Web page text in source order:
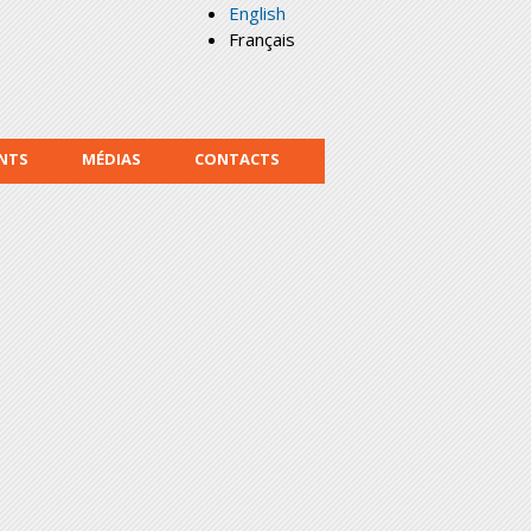
English
Français
MÉDIAS CONTACTS